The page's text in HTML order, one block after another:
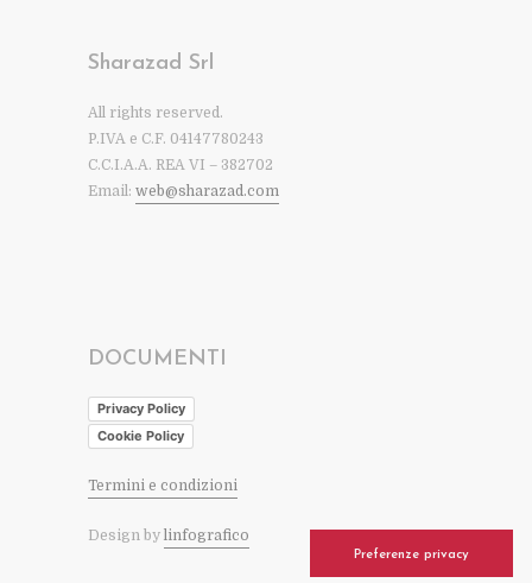
Sharazad Srl
All rights reserved.
P.IVA e C.F. 04147780243
C.C.I.A.A. REA VI – 382702
Email: web@sharazad.com
DOCUMENTI
Privacy Policy
Cookie Policy
Termini e condizioni
Design by linfografico